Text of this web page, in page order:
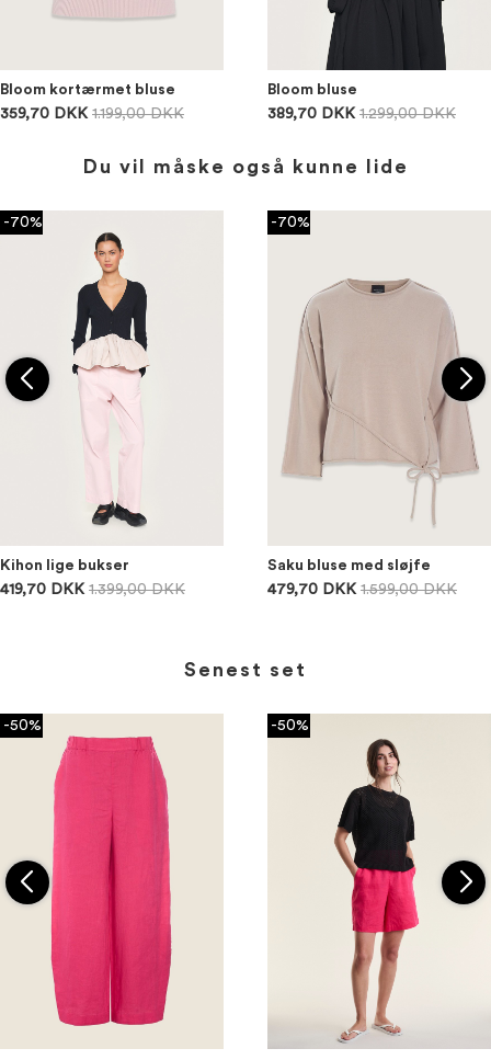
Bloom kortærmet bluse
359,70 DKK 1.199,00 DKK
Bloom bluse
389,70 DKK 1.299,00 DKK
Du vil måske også kunne lide
-70%
Kihon lige bukser
419,70 DKK 1.399,00 DKK
-70%
Saku bluse med sløjfe
479,70 DKK 1.599,00 DKK
Senest set
-50% -50%